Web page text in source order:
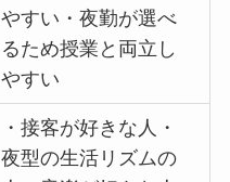
やすい・夜勤が選べ
るため授業と両立し
やすい
・接客が好きな人・
夜型の生活リズムの